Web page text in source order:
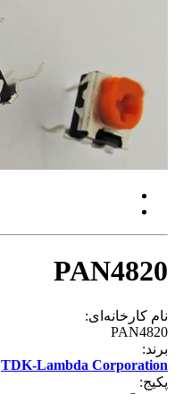
PAN4820
نام کارخانه‌ای:
PAN4820
برند:
TDK-Lambda Corporation
پکیج: